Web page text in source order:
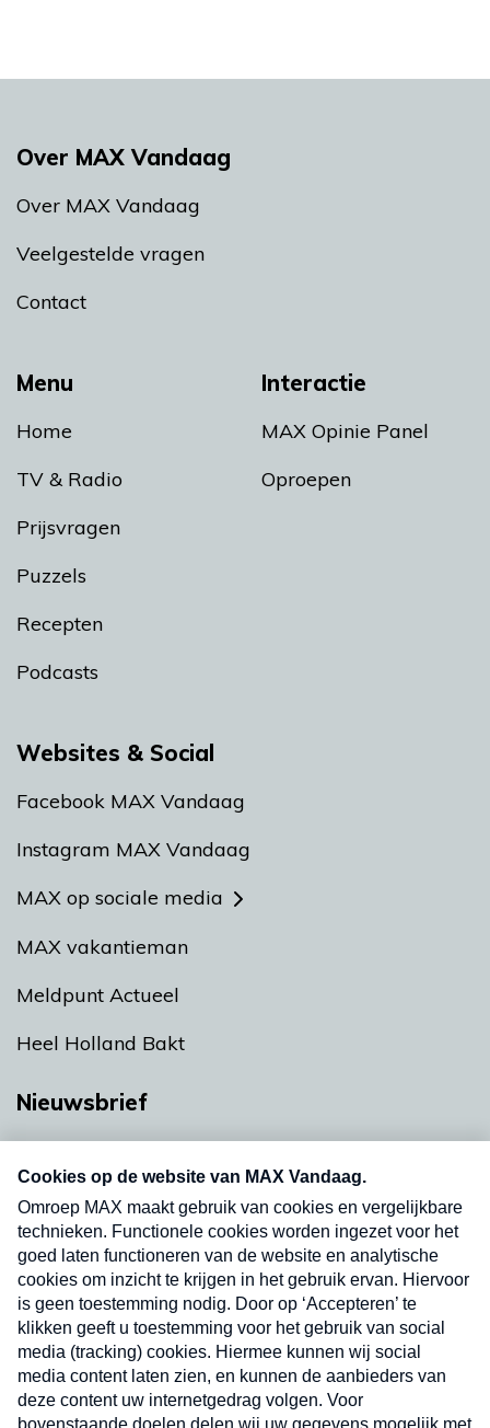
Menu
Home
TV & Radio
Prijsvragen
Puzzels
Recepten
Podcasts
Interactie
MAX Opinie Panel
Oproepen
Over MAX Vandaag
Over MAX Vandaag
Veelgestelde vragen
Contact
Websites & Social
Facebook MAX Vandaag
Instagram MAX Vandaag
MAX op sociale media
MAX vakantieman
Meldpunt Actueel
Heel Holland Bakt
Nieuwsbrief
nieuwsbrief. Elke vrijdag- en dinsdagochtend in
uw mailbox.
Verzend